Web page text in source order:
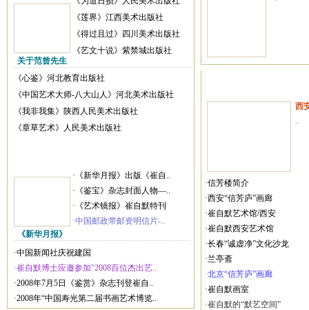
关于范曾先生
《莲界》江西美术出版社
《得过且过》四川美术出版社
《艺文十说》紫禁城出版社
《心鉴》河北教育出版社
《中国艺术大师-八大山人》河北美术出版社
《我非我集》陕西人民美术出版社
《章草艺术》人民美术出版社
《新华月报》
·《新华月报》出版《崔自..
·《鉴宝》杂志封面人物—..
·《艺术镜报》崔自默特刊
·中国邮政带邮资明信片-..
·中国新闻社庆祝建国
·崔自默博士应邀参加"2008百位杰出艺..
·2008年7月5日《鉴赏》杂志刊登崔自..
·2008年“中国寿光第二届书画艺术博览..
西
..
·信芳楼简介
·西安“信芳庐”画廊
·崔自默艺术馆/西安
·崔自默西安艺术馆
·长春“诚虚净”文化沙龙
·兰亭斋
·北京“信芳庐”画廊
·崔自默画室
·崔自默的“默艺空间”